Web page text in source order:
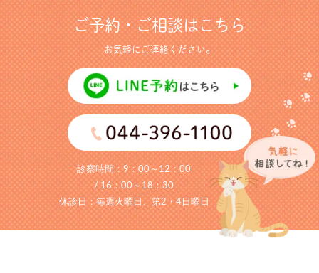
ご予約・ご相談はこちら
お気軽にご連絡ください。
診察時間：9：00～12：00
/ 16：00～18：30
休診日：毎週火曜日、第2・4日曜日